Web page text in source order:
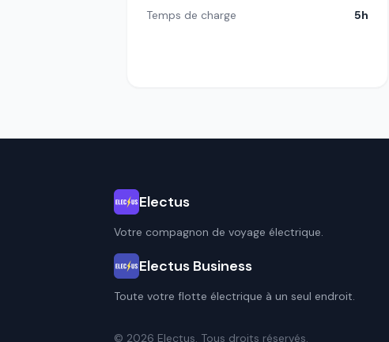
Temps de charge 5h
Electus
Votre compagnon de voyage électrique.
Electus Business
Toute votre flotte électrique à un seul endroit.
© 2026 Electus. Tous droits réservés.